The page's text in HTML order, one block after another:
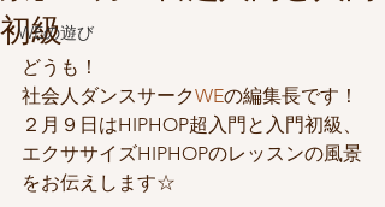
WEの遊び
初級
どうも！
社会人ダンスサークWEの編集長です！
２月９日はHIPHOP超入門と入門初級、
エクササイズHIPHOPのレッスンの風景
をお伝えします☆